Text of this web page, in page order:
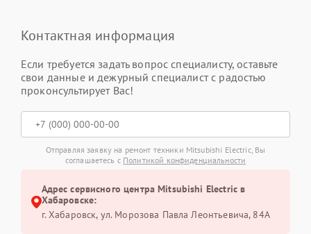
Контактная информация
Если требуется задать вопрос специалисту, оставьте
свои данные и дежурный специалист с радостью
проконсультирует Вас!
Отправляя заявку на ремонт техники Mitsubishi Electric, Вы
соглашаетесь с Политикой конфиденциальности
Адрес сервисного центра Mitsubishi Electric в
Хабаровске:
г. Хабаровск, ул. Морозова Павла Леонтьевича, 84А